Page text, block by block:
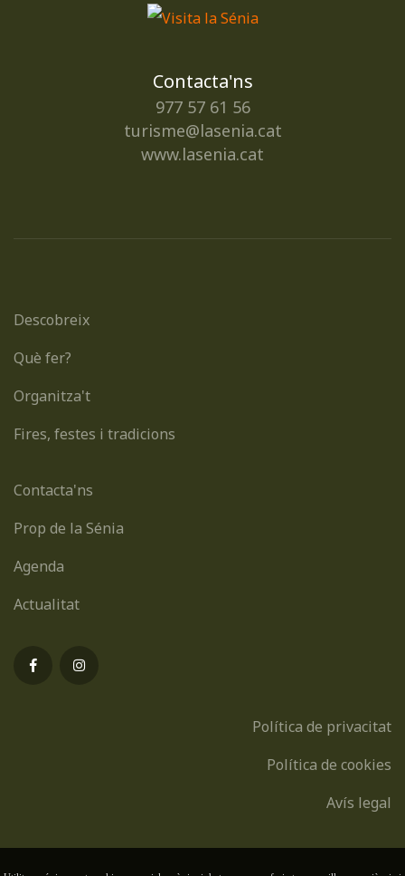
Contacta'ns
977 57 61 56
turisme@lasenia.cat
www.lasenia.cat
Descobreix
Què fer?
Organitza't
Fires, festes i tradicions
Contacta'ns
Prop de la Sénia
Agenda
Actualitat
Política de privacitat
Política de cookies
Avís legal